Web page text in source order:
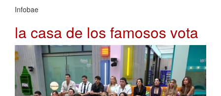
Infobae
la casa de los famosos vota